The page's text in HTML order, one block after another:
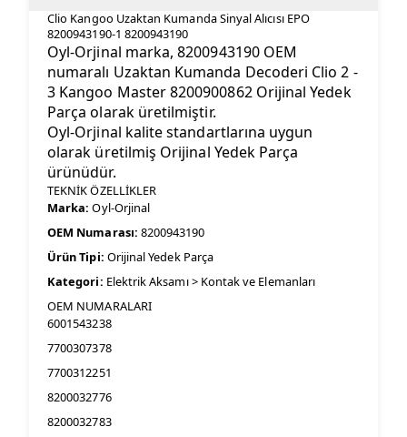
Clio Kangoo Uzaktan Kumanda Sinyal Alıcısı EPO
8200943190-1 8200943190
Oyl-Orjinal marka, 8200943190 OEM
numaralı Uzaktan Kumanda Decoderi Clio 2 -
3 Kangoo Master 8200900862 Orijinal Yedek
Parça olarak üretilmiştir.
Oyl-Orjinal kalite standartlarına uygun
olarak üretilmiş Orijinal Yedek Parça
ürünüdür.
TEKNİK ÖZELLİKLER
Marka: Oyl-Orjinal
OEM Numarası: 8200943190
Ürün Tipi: Orijinal Yedek Parça
Kategori: Elektrik Aksamı > Kontak ve Elemanları
OEM NUMARALARI
6001543238
7700307378
7700312251
8200032776
8200032783